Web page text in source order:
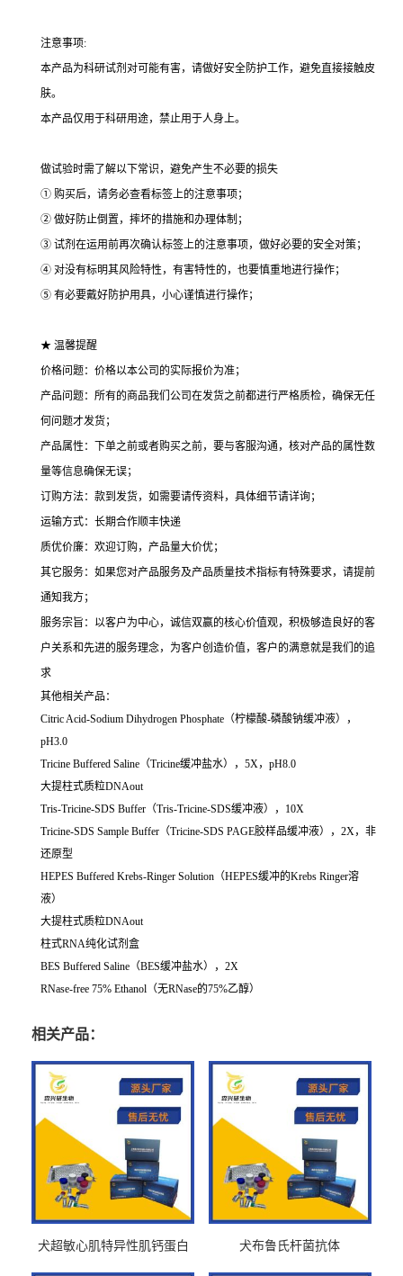
注意事项:
本产品为科研试剂对可能有害，请做好安全防护工作，避免直接接触皮
肤。
本产品仅用于科研用途，禁止用于人身上。
做试验时需了解以下常识，避免产生不必要的损失
① 购买后，请务必查看标签上的注意事项；
② 做好防止倒置，摔坏的措施和办理体制；
③ 试剂在运用前再次确认标签上的注意事项，做好必要的安全对策；
④ 对没有标明其风险特性，有害特性的，也要慎重地进行操作；
⑤ 有必要戴好防护用具，小心谨慎进行操作；
★ 温馨提醒
价格问题：价格以本公司的实际报价为准；
产品问题：所有的商品我们公司在发货之前都进行严格质检，确保无任
何问题才发货；
产品属性：下单之前或者购买之前，要与客服沟通，核对产品的属性数
量等信息确保无误；
订购方法：款到发货，如需要请传资料，具体细节请详询；
运输方式：长期合作顺丰快递
质优价廉：欢迎订购，产品量大价优；
其它服务：如果您对产品服务及产品质量技术指标有特殊要求，请提前
通知我方；
服务宗旨：以客户为中心，诚信双赢的核心价值观，积极够造良好的客
户关系和先进的服务理念，为客户创造价值，客户的满意就是我们的追
求
其他相关产品：
Citric Acid-Sodium Dihydrogen Phosphate（柠檬酸-磷酸钠缓冲液），
pH3.0
Tricine Buffered Saline（Tricine缓冲盐水），5X，pH8.0
大提柱式质粒DNAout
Tris-Tricine-SDS Buffer（Tris-Tricine-SDS缓冲液），10X
Tricine-SDS Sample Buffer（Tricine-SDS PAGE胶样品缓冲液），2X，非
还原型
HEPES Buffered Krebs-Ringer Solution（HEPES缓冲的Krebs Ringer溶
液）
大提柱式质粒DNAout
柱式RNA纯化试剂盒
BES Buffered Saline（BES缓冲盐水），2X
RNase-free 75% Ethanol（无RNase的75%乙醇）
相关产品：
犬超敏心肌特异性肌钙蛋白
犬布鲁氏杆菌抗体